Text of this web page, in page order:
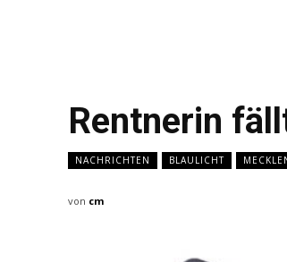
Rentnerin
NACHRICHTEN BLAULICHT
von cm